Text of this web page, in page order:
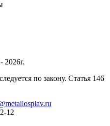
2026г.
по закону. Статья 146
12